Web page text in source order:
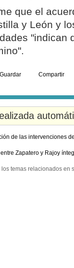
que el
y León y
"indican
Guardar Compartir
de las intervenciones
Zapatero y Rajoy
los temas relacionados en